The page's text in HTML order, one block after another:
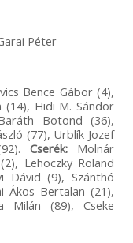
Péter
Bence Gábor (4),
Hidi M. Sándor
Botond (36),
(77), Urblík Jozef
Cserék: Molnár
Lehoczky Roland
Dávid (9), Szánthó
Ákos Bertalan (21),
Milán (89), Cseke